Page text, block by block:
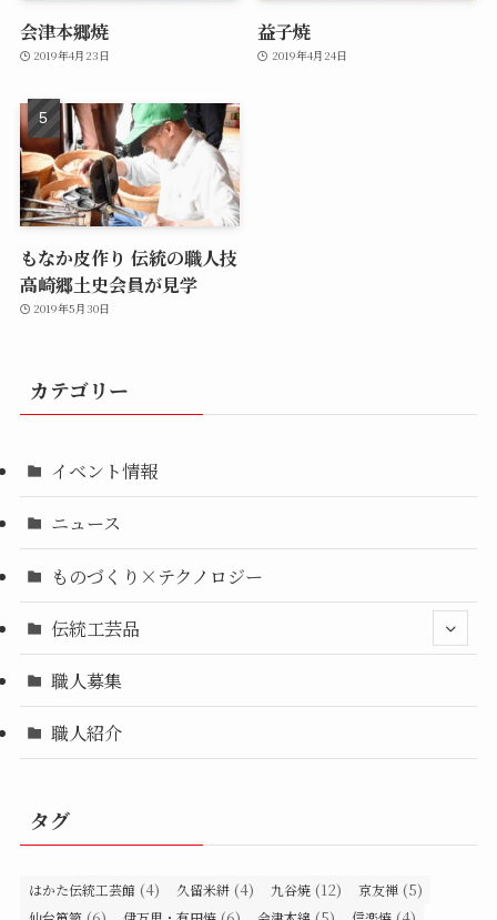
会津本郷焼
2019年4月23日
益子焼
2019年4月24日
もなか皮作り 伝統の職人技
高崎郷土史会員が見学
2019年5月30日
カテゴリー
イベント情報
ニュース
ものづくり×テクノロジー
伝統工芸品
職人募集
職人紹介
タグ
はかた伝統工芸館 (4) 久留米絣 (4) 九谷焼 (12) 京友禅 (5)